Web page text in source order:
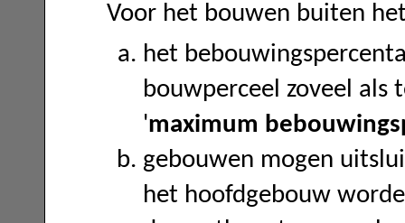
Voor het bouwen buiten
het
bouwperceel zoveel als
'maximum
gebouwen mogen
het hoofdgebouw